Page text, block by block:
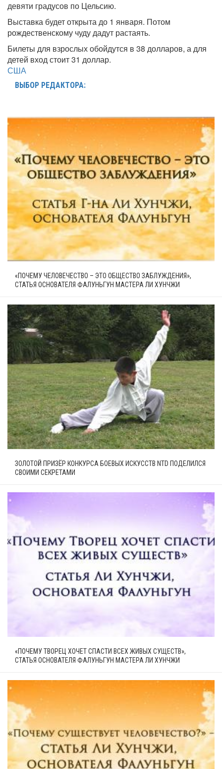
девяти градусов по Цельсию.
Выставка будет открыта до 1 января. Потом
рождественскому чуду дадут растаять.
Билеты для взрослых обойдутся в 38 долларов, а для
детей вход стоит 31 доллар.
США
ВЫБОР РЕДАКТОРА:
«ПОЧЕМУ ЧЕЛОВЕЧЕСТВО – ЭТО ОБЩЕСТВО ЗАБЛУЖДЕНИЯ»,
СТАТЬЯ ОСНОВАТЕЛЯ ФАЛУНЬГУН МАСТЕРА ЛИ ХУНЧЖИ
ЗОЛОТОЙ ПРИЗЁР КОНКУРСА БОЕВЫХ ИСКУССТВ NTD ПОДЕЛИЛСЯ
СВОИМИ СЕКРЕТАМИ
«ПОЧЕМУ ТВОРЕЦ ХОЧЕТ СПАСТИ ВСЕХ ЖИВЫХ СУЩЕСТВ»,
СТАТЬЯ ОСНОВАТЕЛЯ ФАЛУНЬГУН МАСТЕРА ЛИ ХУНЧЖИ